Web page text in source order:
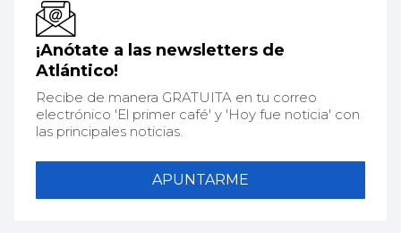
¡Anótate a las newsletters de
Atlántico!
Recibe de manera GRATUITA en tu correo
electrónico 'El primer café' y 'Hoy fue noticia' con
las principales noticias.
APUNTARME